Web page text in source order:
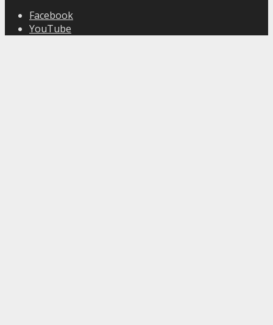
Facebook
YouTube